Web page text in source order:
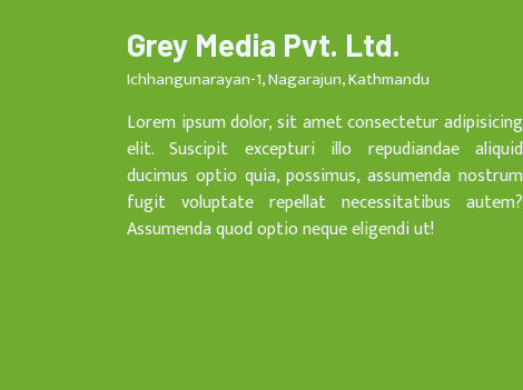
Grey Media Pvt. Ltd.
Ichhangunarayan-1, Nagarajun, Kathmandu
Lorem ipsum dolor, sit amet consectetur adipisicing
elit. Suscipit excepturi illo repudiandae aliquid
ducimus optio quia, possimus, assumenda nostrum
fugit voluptate repellat necessitatibus autem?
Assumenda quod optio neque eligendi ut!